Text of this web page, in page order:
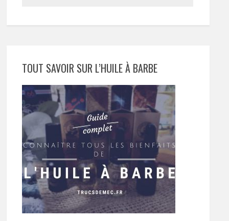
TOUT SAVOIR SUR L’HUILE À BARBE